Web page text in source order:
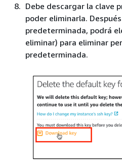
Debe descargar la clave
poder eliminarla.
predeterminada, podrá
eliminar) para eliminar
predeterminada.